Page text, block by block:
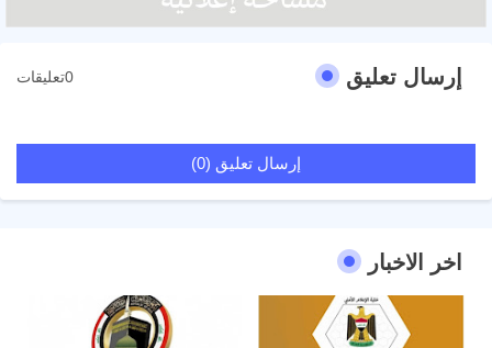
إرسال تعليق 0تعليقات
إرسال تعليق (0)
اخر الاخبار